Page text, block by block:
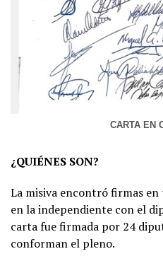
CARTA EN
¿QUIÉNES SON?
La misiva encontró firmas en
en la independiente con el
carta fue firmada por 24
conforman el pleno.